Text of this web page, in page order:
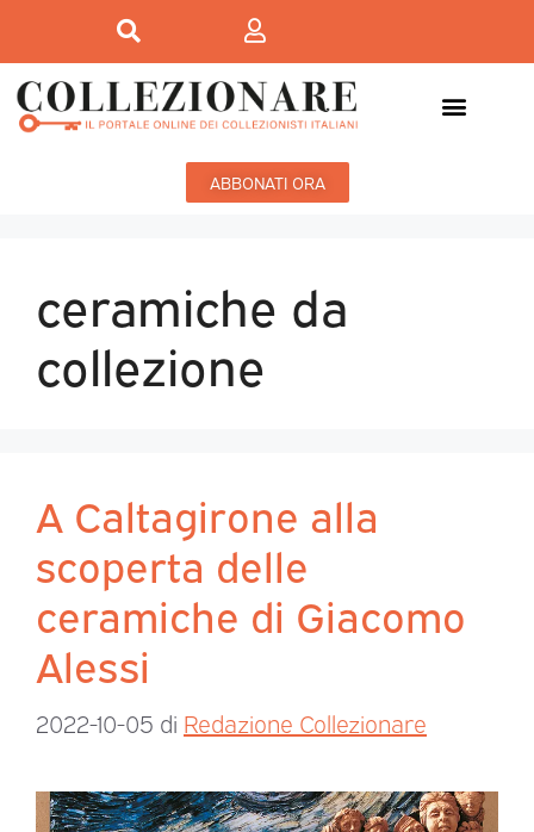
ABBONATI ORA
ceramiche da
collezione
A Caltagirone alla
scoperta delle
ceramiche di Giacomo
Alessi
2022-10-05 di Redazione Collezionare